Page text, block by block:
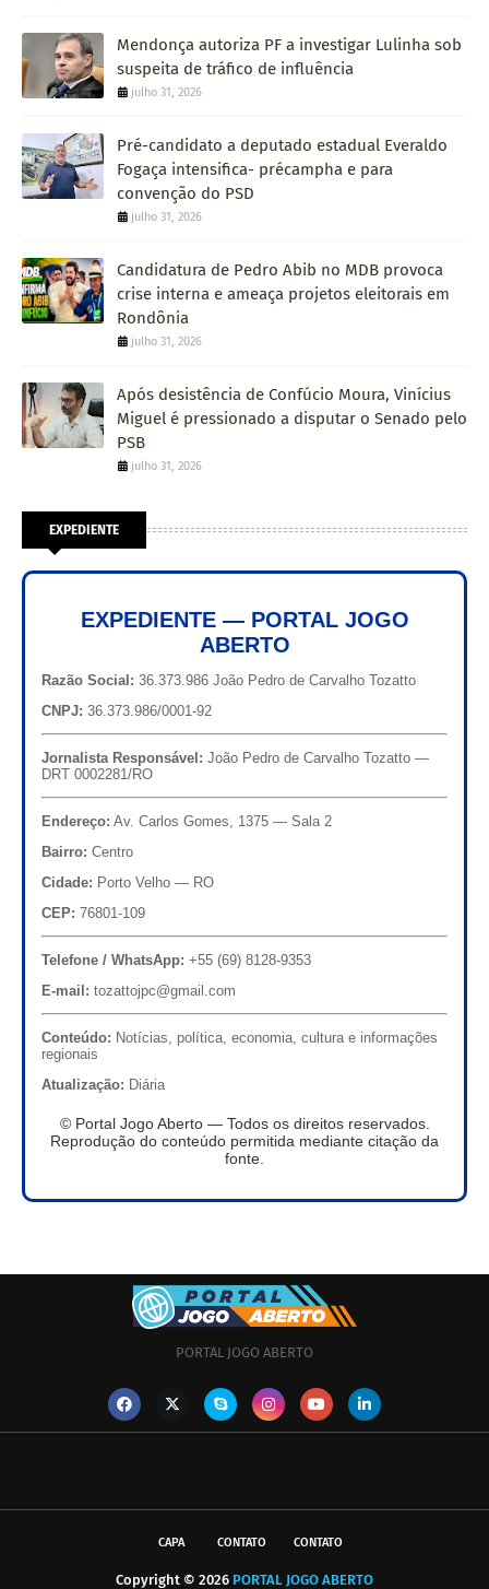
Mendonça autoriza PF a investigar Lulinha sob
suspeita de tráfico de influência
julho 31, 2026
Pré-candidato a deputado estadual Everaldo
Fogaça intensifica- précampha e para
convenção do PSD
julho 31, 2026
Candidatura de Pedro Abib no MDB provoca
crise interna e ameaça projetos eleitorais em
Rondônia
julho 31, 2026
Após desistência de Confúcio Moura, Vinícius
Miguel é pressionado a disputar o Senado pelo
PSB
julho 31, 2026
EXPEDIENTE
EXPEDIENTE — PORTAL JOGO
ABERTO
Razão Social: 36.373.986 João Pedro de Carvalho Tozatto
CNPJ: 36.373.986/0001-92
Jornalista Responsável: João Pedro de Carvalho Tozatto —
DRT 0002281/RO
Endereço: Av. Carlos Gomes, 1375 — Sala 2
Bairro: Centro
Cidade: Porto Velho — RO
CEP: 76801-109
Telefone / WhatsApp: +55 (69) 8128-9353
E-mail: tozattojpc@gmail.com
Conteúdo: Notícias, política, economia, cultura e informações
regionais
Atualização: Diária
© Portal Jogo Aberto — Todos os direitos reservados.
Reprodução do conteúdo permitida mediante citação da
fonte.
PORTAL JOGO ABERTO
CAPA CONTATO CONTATO
Copyright © 2026 PORTAL JOGO ABERTO